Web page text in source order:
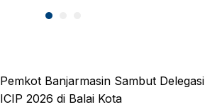
Pemkot Banjarmasin Sambut Delegasi
ICIP 2026 di Balai Kota